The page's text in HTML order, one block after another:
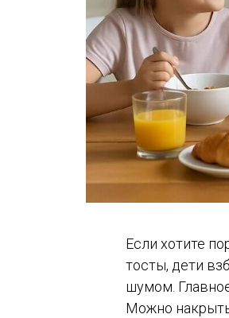
Если хотите
тосты, дети
шумом.
Можно накрыть